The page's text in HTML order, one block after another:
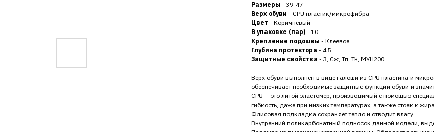
Размеры - 39-47
Верх обуви - CPU пластик/микрофибра
Цвет - Коричневый
В упаковке (пар) - 10
Крепление подошвы - Клеевое
Глубина протектора - 4.5
Защитные свойства - З, Сж, Тп, Тн, МУН200
Верх обуви выполнен в виде галоши из CPU пластика и
обеспечивает необходимые защитные функции обуви и
CPU — это литой эластомер, производимый с помощью
гибкость, даже при низких температурах, а также стоек к
Флисовая подкладка сохраняет тепло и отводит влагу.
Внутренний поликарбонатный подносок данной модели,